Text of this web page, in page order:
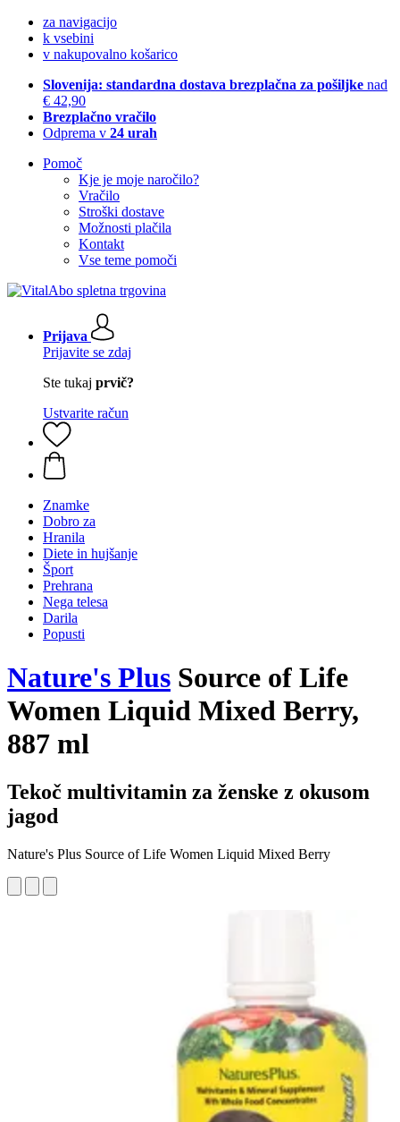
za navigacijo
k vsebini
v nakupovalno košarico
Slovenija: standardna dostava brezplačna za pošiljke nad
€ 42,90
Brezplačno vračilo
Odprema v 24 urah
Pomoč
Kje je moje naročilo?
Vračilo
Stroški dostave
Možnosti plačila
Kontakt
Vse teme pomoči
Prijava
Prijavite se zdaj
Ste tukaj prvič?
Ustvarite račun
Znamke
Dobro za
Hranila
Diete in hujšanje
Šport
Prehrana
Nega telesa
Darila
Popusti
Nature's Plus Source of Life
Women Liquid Mixed Berry,
887 ml
Tekoč multivitamin za ženske z okusom
jagod
Nature's Plus Source of Life Women Liquid Mixed Berry